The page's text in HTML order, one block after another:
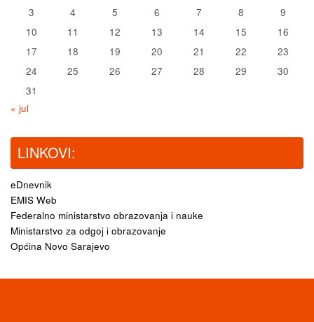
3
4 5 6 7 8
9
10
11 12 13 14 15
16
17
18 19 20 21 22
23
24
25 26 27 28 29
30
31
« jul
LINKOVI:
eDnevnik
EMIS Web
Federalno ministarstvo obrazovanja i nauke
Ministarstvo za odgoj i obrazovanje
Općina Novo Sarajevo